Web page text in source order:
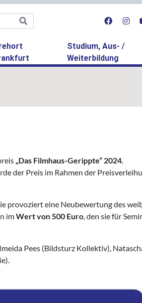
Studium, Aus- /
Weiterbildung
„Das Filmhaus-Gerippte“ 2024.
der Preis im Rahmen der
provoziert eine Neubewertung des
imWert von 500 Euro, den sie für
Pees (Bildsturz Kollektiv),